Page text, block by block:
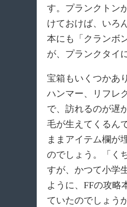
す。プランクトン
けておけば、いろ
本にも「クランボ
が、プランクタイ
宝箱もいくつかあ
ハンマー、リフレ
で、訪れるのが遅
毛が生えてくるん
ままアイテム欄が
のでしょう。「く
すが、かつて小学
ように、FFの攻略
ていたのでしょう